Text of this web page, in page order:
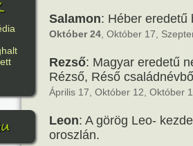
Salamon: Héber eredetű
Október 24 , Október 17,
Rezső: Magyar eredetű
Rézső, Réső
Április 17, Október 12, Október
Leon: A görög Leo-
oroszlán.